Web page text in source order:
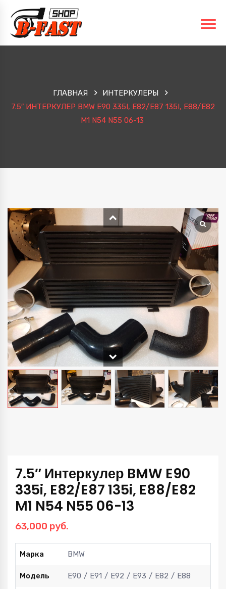
ГЛАВНАЯ
ИНТЕРКУЛЕРЫ
7.5″ ИНТЕРКУЛЕР BMW E90 335I, E82/E87 135I, E88/E82
M1 N54 N55 06-13
7.5″ Интеркулер BMW E90
335i, E82/E87 135i, E88/E82
M1 N54 N55 06-13
63,000 руб.
Марка BMW
Модель E90 E91 E92 E93 E82 E88